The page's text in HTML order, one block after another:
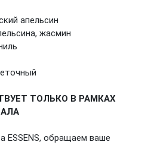
апельсин
жасмин
ТОЛЬКО В РАМКАХ
ESSENS, обращаем ваше